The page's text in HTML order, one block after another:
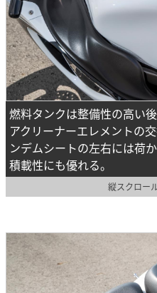
燃料タンクは整備性の高い
アクリーナーエレメントの
ンデムシートの左右には荷
積載性にも優れる。
縦スクロー